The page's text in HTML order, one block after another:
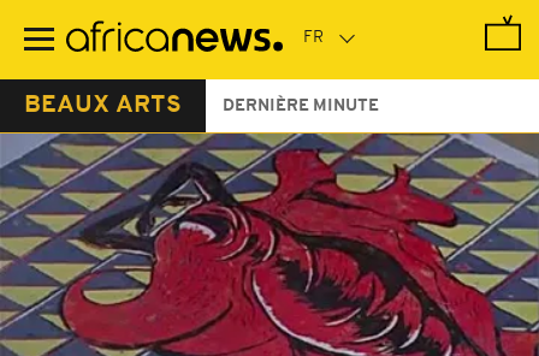
contenu
BEAUX ARTS DERNIÈRE MINUTE